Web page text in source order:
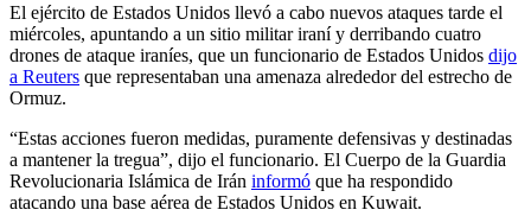
El ejército de Estados Unidos llevó a cabo nuevos ataques tarde el
miércoles, apuntando a un sitio militar iraní y derribando cuatro
drones de ataque iraníes, que un funcionario de Estados Unidos dijo
a Reuters que representaban una amenaza alrededor del estrecho de
Ormuz.
“Estas acciones fueron medidas, puramente defensivas y destinadas
a mantener la tregua”, dijo el funcionario. El Cuerpo de la Guardia
Revolucionaria Islámica de Irán informó que ha respondido
atacando una base aérea de Estados Unidos en Kuwait.